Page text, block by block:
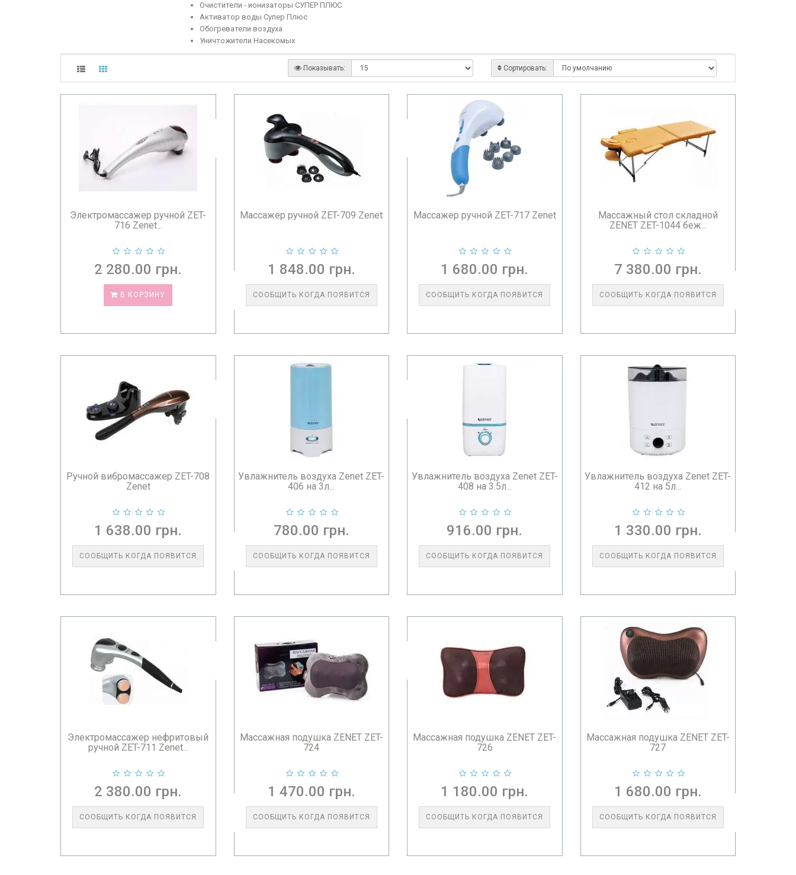
Очистители - ионизаторы СУПЕР ПЛЮС
Активатор воды Супер Плюс
Обогреватели воздуха
Уничтожители Насекомых
Сортировать:
Показывать:
Электромассажер ручной ZET-
716 Zenet...
2 280.00 грн.
В КОРЗИНУ
Массажер ручной ZET-709 Zenet
1 848.00 грн.
СООБЩИТЬ КОГДА ПОЯВИТСЯ
Массажер ручной ZET-717 Zenet
1 680.00 грн.
СООБЩИТЬ КОГДА ПОЯВИТСЯ
Массажный стол складной
ZENET ZET-1044 беж...
7 380.00 грн.
СООБЩИТЬ КОГДА ПОЯВИТСЯ
Ручной вибромассажер ZET-708
Zenet
1 638.00 грн.
СООБЩИТЬ КОГДА ПОЯВИТСЯ
Увлажнитель воздуха Zenet ZET-
406 на 3л...
780.00 грн.
СООБЩИТЬ КОГДА ПОЯВИТСЯ
Увлажнитель воздуха Zenet ZET-
408 на 3.5л...
916.00 грн.
СООБЩИТЬ КОГДА ПОЯВИТСЯ
Увлажнитель воздуха Zenet ZET-
412 на 5л...
1 330.00 грн.
СООБЩИТЬ КОГДА ПОЯВИТСЯ
Электромассажер нефритовый
ручной ZET-711 Zenet...
2 380.00 грн.
СООБЩИТЬ КОГДА ПОЯВИТСЯ
Массажная подушка ZENET ZET-
724
1 470.00 грн.
СООБЩИТЬ КОГДА ПОЯВИТСЯ
Массажная подушка ZENET ZET-
726
1 180.00 грн.
СООБЩИТЬ КОГДА ПОЯВИТСЯ
Массажная подушка ZENET ZET-
727
1 680.00 грн.
СООБЩИТЬ КОГДА ПОЯВИТСЯ